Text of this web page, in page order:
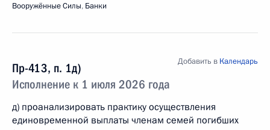
Вооружённые Силы, Банки
Пр-413, п. 1д)
Исполнение к 1 июля 2026 года
Добавить в Календарь
д) проанализировать практику осуществления
единовременной выплаты членам семей погибших